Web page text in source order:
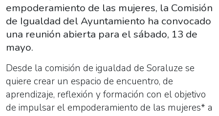
empoderamiento de las mujeres, la Comisión
de Igualdad del Ayuntamiento ha convocado
una reunión abierta para el sábado, 13 de
mayo.
Desde la comisión de igualdad de Soraluze se
quiere crear un espacio de encuentro, de
aprendizaje, reflexión y formación con el objetivo
de impulsar el empoderamiento de las mujeres* a